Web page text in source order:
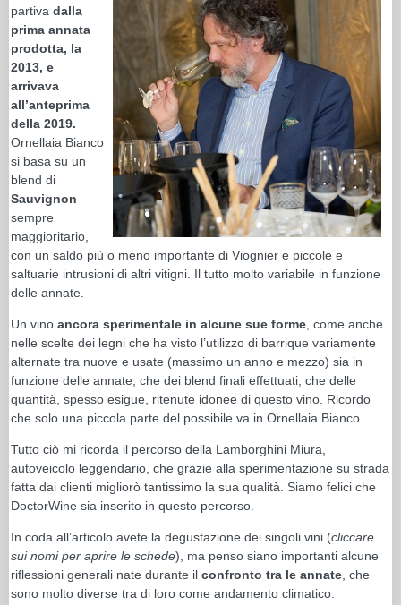
partiva dalla
prima annata
prodotta, la
2013, e
arrivava
all’anteprima
della 2019.
Ornellaia Bianco
si basa su un
blend di
Sauvignon
sempre
maggioritario,
con un saldo più o meno importante di Viognier e piccole e
saltuarie intrusioni di altri vitigni. Il tutto molto variabile in funzione
delle annate.
Un vino ancora sperimentale in alcune sue forme , come anche
nelle scelte dei legni che ha visto l’utilizzo di barrique variamente
alternate tra nuove e usate (massimo un anno e mezzo) sia in
funzione delle annate, che dei blend finali effettuati, che delle
quantità, spesso esigue, ritenute idonee di questo vino. Ricordo
che solo una piccola parte del possibile va in Ornellaia Bianco.
Tutto ciò mi ricorda il percorso della Lamborghini Miura,
autoveicolo leggendario, che grazie alla sperimentazione su strada
fatta dai clienti migliorò tantissimo la sua qualità. Siamo felici che
DoctorWine sia inserito in questo percorso.
In coda all’articolo avete la degustazione dei singoli vini (cliccare
sui nomi per aprire le schede), ma penso siano importanti alcune
riflessioni generali nate durante il confronto tra le annate , che
sono molto diverse tra di loro come andamento climatico.